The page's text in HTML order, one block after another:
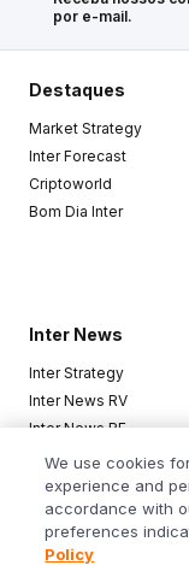
por e-mail.
Destaques
Market Strategy
Inter Forecast
Criptoworld
Bom Dia Inter
Inter News
Inter Strategy
Inter News RV
Inter News RF
Top Funds
Baixe o app
We use cookies
experience and
accordance with
preferences
Policy